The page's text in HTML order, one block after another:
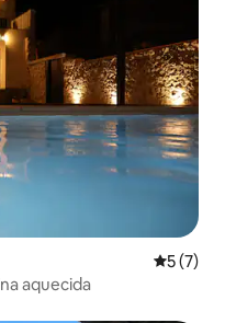
5 de
5 (7)
aquecida